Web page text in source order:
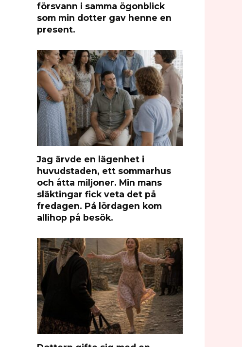
försvann i samma ögonblick
som min dotter gav henne en
present.
Jag ärvde en lägenhet i
huvudstaden, ett sommarhus
och åtta miljoner. Min mans
släktingar fick veta det på
fredagen. På lördagen kom
allihop på besök.